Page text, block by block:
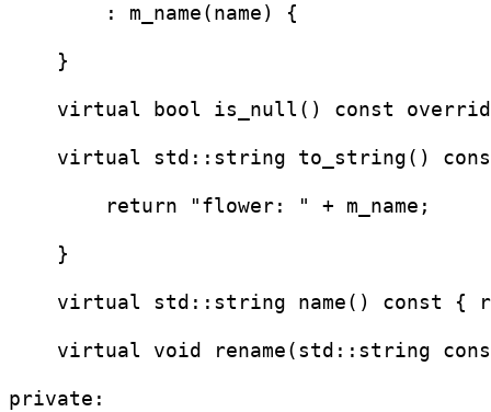
        : m_name(name) {
    }
virtual bool is_null() const
virtual std::string to_string()
        return "flower: " + m_name;
    }
virtual std::string name() const {
virtual void rename(std::string
private: